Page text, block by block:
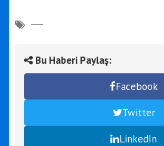
Bu Haberi Paylaş:
Facebook
Twitter
LinkedIn